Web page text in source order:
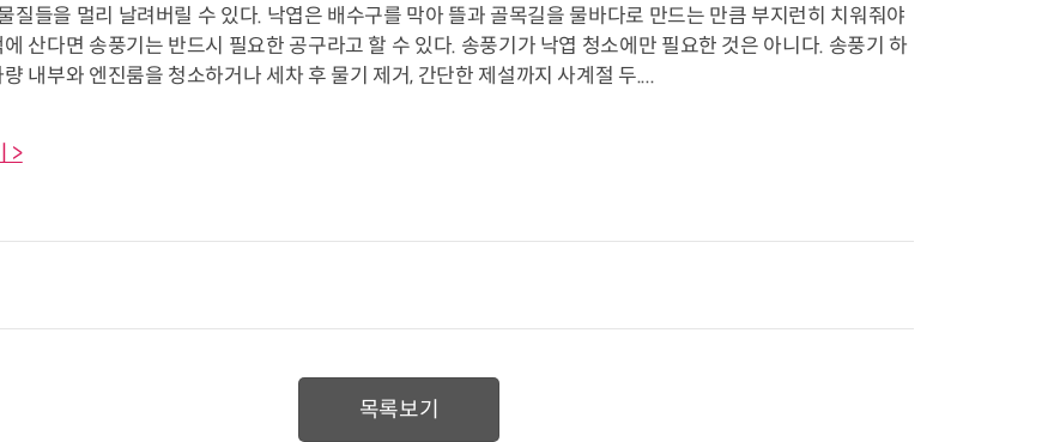
질들을 멀리 날려버릴 수 있다. 낙엽은 배수구를 막아 뜰과 골목길을 물바다로 만드는 만큼 부지런히 치워줘야
산다면 송풍기는 반드시 필요한 공구라고 할 수 있다. 송풍기가 낙엽 청소에만 필요한 것은 아니다. 송풍기 하
내부와 엔진룸을 청소하거나 세차 후 물기 제거, 간단한 제설까지 사계절 두....
>
목록보기